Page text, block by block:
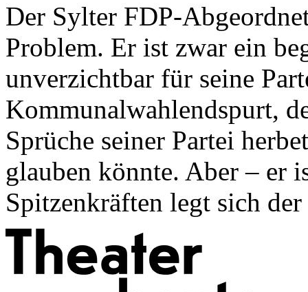
Der Sylter FDP-
Problem. Er ist zwar ein
unverzichtbar für seine
Kommunalwahlendspurt,
Sprüche seiner Partei
glauben könnte. Aber – er
Spitzenkräften legt sich